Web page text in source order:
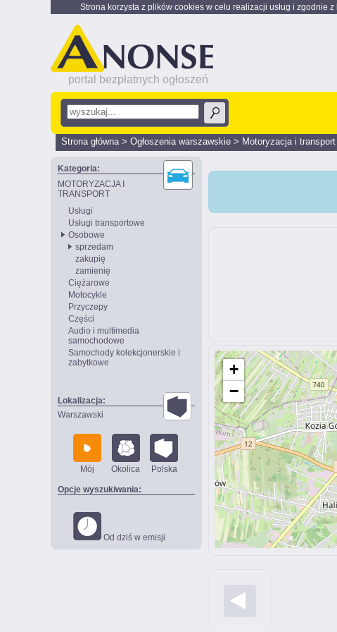
Strona korzysta z plików cookies w celu realizacji usług i zgodnie z
portal bezpłatnych ogłoszeń
Strona główna> Ogłoszenia warszawskie > Motoryzacja i transport
Kategoria:
MOTORYZACJA I
TRANSPORT
Usługi
Usługi transportowe
Osobowe
sprzedam
zakupię
zamienię
Ciężarowe
Motocykle
Przyczepy
Części
Audio i multimedia
samochodowe
Samochody kolekcjonerskie i
zabytkowe
Lokalizacja:
Warszawski
Mój Okolica Polska
Opcje wyszukiwania:
Od dziś w emisji
+
−